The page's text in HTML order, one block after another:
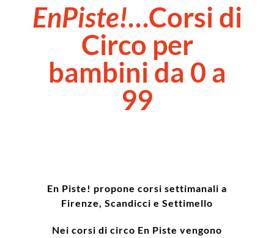
EnPiste!…Corsi di
Circo per
bambini da 0 a
99
En Piste! propone corsi settimanali a
Firenze, Scandicci e Settimello
Nei corsi di circo En Piste vengono